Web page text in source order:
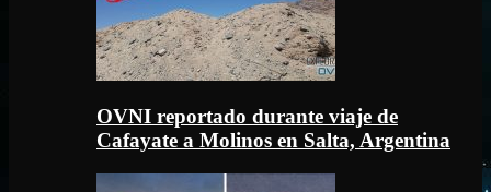
OVNI reportado durante viaje de
Cafayate a Molinos en Salta, Argentina